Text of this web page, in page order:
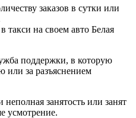
заказов в сутки или
такси на своем авто Белая
поддержки, в которую
или за разъяснением
занятость или занят
усмотрение.